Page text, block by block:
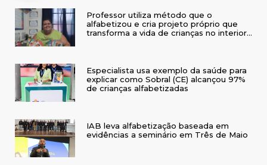
Professor utiliza método que o
alfabetizou e cria projeto próprio que
transforma a vida de crianças no interior
Especialista usa exemplo da saúde para
explicar como Sobral (CE) alcançou 97%
de crianças alfabetizadas
IAB leva alfabetização baseada em
evidências a seminário em Três de Maio